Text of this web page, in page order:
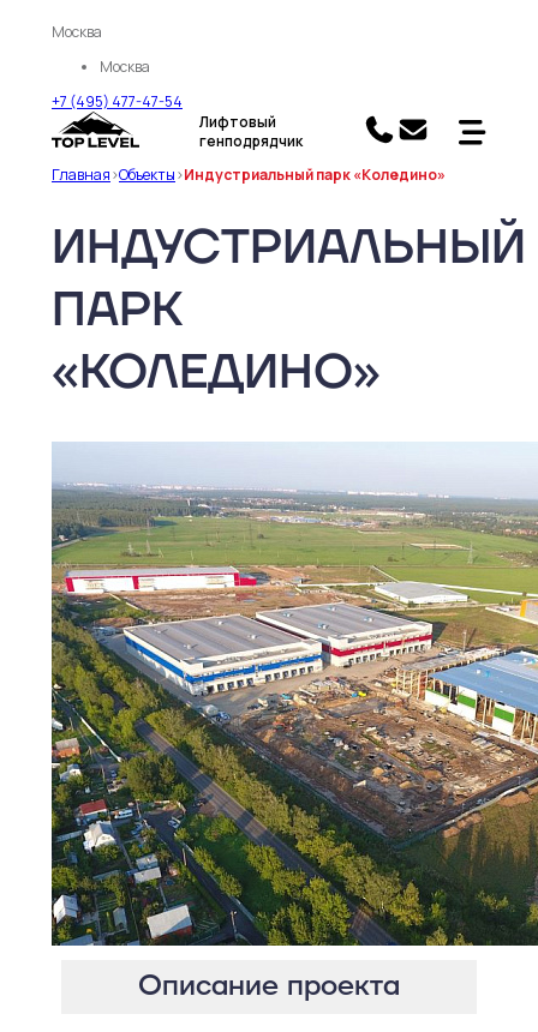
Москва
Москва
+7 (495) 477-47-54
Лифтовый
генподрядчик
Главная>Объекты>Индустриальный парк «Коледино»
ИНДУСТРИАЛЬНЫЙ
ПАРК
«КОЛЕДИНО»
Описание проекта